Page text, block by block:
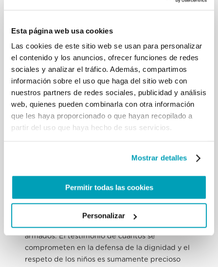
Esta página web usa cookies
Las cookies de este sitio web se usan para personalizar
el contenido y los anuncios, ofrecer funciones de redes
sociales y analizar el tráfico. Además, compartimos
información sobre el uso que haga del sitio web con
nuestros partners de redes sociales, publicidad y análisis
web, quienes pueden combinarla con otra información
que les haya proporcionado o que hayan recopilado a
partir del uso que haya hecho de sus servicios.
Mostrar detalles
Permitir todas las cookies
Personalizar
exilio de poblaciones enteras en busca de una
políticos que tienden a culpabilizar a los
pobres de la esperanza. En cambio, cabe
subrayar que la paz se basa en el respeto de
cada persona, independientemente de su
historia, en el respeto del derecho y del bien
común, de la creación que nos ha sido confiada
y de la riqueza moral transmitida por las
generaciones pasadas.
modo particular a los niños que viven en las
esfuerzan para que sus vidas y sus derechos
sean protegidos. En el mundo, uno de cada seis
niños sufre a causa de la violencia de la guerra y
de sus consecuencias, e incluso es reclutado
armados. El testimonio de cuantos se
comprometen en la defensa de la dignidad y el
respeto de los niños es sumamente precioso